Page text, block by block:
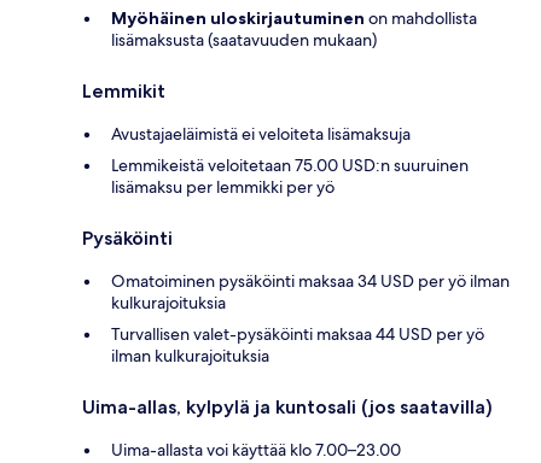
Myöhäinen uloskirjautuminen on mahdollista
lisämaksusta (saatavuuden mukaan)
Lemmikit
Avustajaeläimistä ei veloiteta lisämaksuja
Lemmikeistä veloitetaan 75.00 USD:n suuruinen
lisämaksu per lemmikki per yö
Pysäköinti
Omatoiminen pysäköinti maksaa 34 USD per yö ilman
kulkurajoituksia
Turvallisen valet-pysäköinti maksaa 44 USD per yö
ilman kulkurajoituksia
Uima-allas, kylpylä ja kuntosali (jos saatavilla)
Uima-allasta voi käyttää klo 7.00–23.00